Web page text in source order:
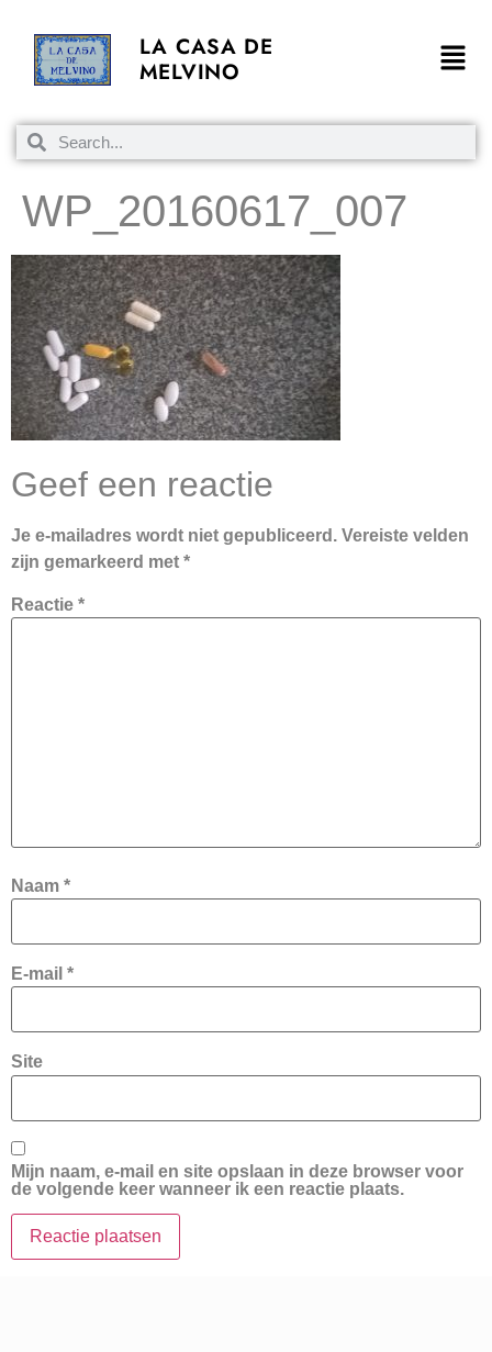
LA CASA DE
MELVINO
WP_20160617_007
Geef een reactie
Je e-mailadres wordt niet gepubliceerd. Vereiste velden
zijn gemarkeerd met *
Reactie *
Naam *
E-mail *
Site
Mijn naam, e-mail en site opslaan in deze browser voor
de volgende keer wanneer ik een reactie plaats.